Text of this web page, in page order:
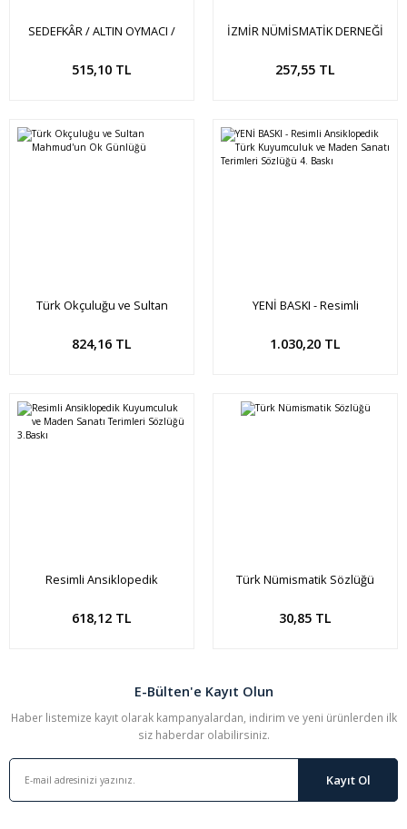
SEDEFKÂR / ALTIN OYMACI /
KUŞOĞLU
515,10 TL
Sepete Ekle
İZMİR NÜMİSMATİK DERNEĞİ
257,55 TL
Türk Okçuluğu ve Sultan
824,16 TL
YENİ BASKI - Resimli
ve Maden Sanatı Terimleri
1.030,20 TL
Resimli Ansiklopedik
Terimleri Sözlüğü 3.Baskı
618,12 TL
Türk Nümismatik Sözlüğü
30,85 TL
E-Bülten'e Kayıt Olun
Haber listemize kayıt olarak kampanyalardan, indirim ve yeni ürünlerden ilk
siz haberdar olabilirsiniz.
Kayıt Ol